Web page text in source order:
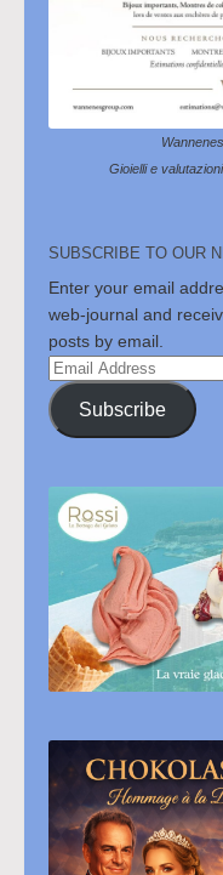
Gioielli e
SUBSCRIBE TO OUR
Enter your email
web-journal and
posts by email.
Email
Address
Subscribe